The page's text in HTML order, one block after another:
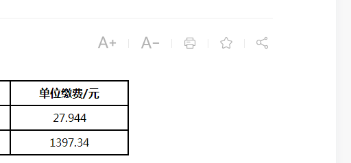
    